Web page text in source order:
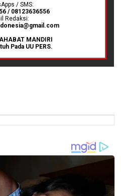
/ SMS:
/ 08123636556
Redaksi:
MANDIRI
Pada UU PERS.